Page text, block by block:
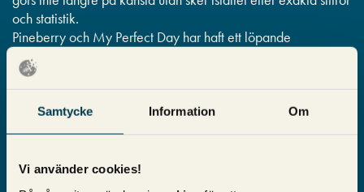
Samtycke Information Om
Vi använder cookies!
och statistik.
Pineberry och My Perfect Day har haft ett löpande
samarbete i ett flertal år nu med fantastiska resultat. Detta är
ett tydligt tecken på att hjälp av experter ibland behövs –
inte minst för att skriva sin egen framgångshistoria.
tydlig återkoppling varje månad…”